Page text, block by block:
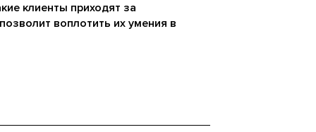
клиенты приходят за
воплотить их умения в